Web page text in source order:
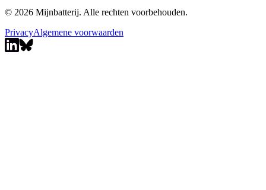
© 2026 Mijnbatterij. Alle rechten voorbehouden.
PrivacyAlgemene voorwaarden